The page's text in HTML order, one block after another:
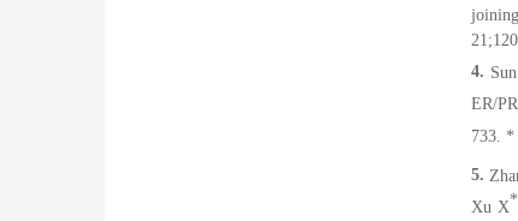
4.
ER/
733. *
5.
Xu X*